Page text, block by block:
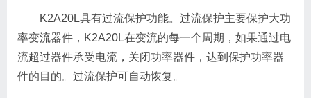
K2A20L具有过流保护功能。过流保护主要保护大功
率变流器件，K2A20L在变流的每一个周期，如果通过电
流超过器件承受电流，关闭功率器件，达到保护功率器
件的目的。过流保护可自动恢复。